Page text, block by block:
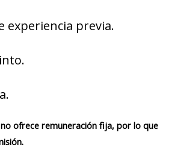
experiencia previa.
no ofrece remuneración fija, por lo que